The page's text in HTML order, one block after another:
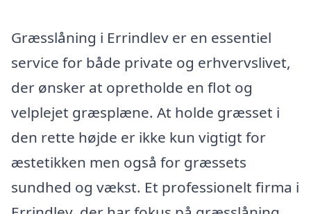
Græsslåning i Errindlev er en essentiel
service for både private og erhvervslivet,
der ønsker at opretholde en flot og
velplejet græsplæne. At holde græsset i
den rette højde er ikke kun vigtigt for
æstetikken men også for græssets
sundhed og vækst. Et professionelt firma i